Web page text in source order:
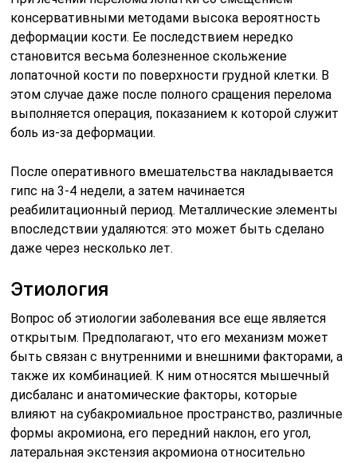
консервативными методами высока вероятность
деформации кости. Ее последствием нередко
становится весьма болезненное скольжение
лопаточной кости по поверхности грудной клетки. В
этом случае даже после полного сращения перелома
выполняется операция, показанием к которой служит
боль из-за деформации.
После оперативного вмешательства накладывается
гипс на 3-4 недели, а затем начинается
реабилитационный период. Металлические элементы
впоследствии удаляются: это может быть сделано
даже через несколько лет.
Этиология
Вопрос об этиологии заболевания все еще является
открытым. Предполагают, что его механизм может
быть связан с внутренними и внешними факторами, а
также их комбинацией. К ним относятся мышечный
дисбаланс и анатомические факторы, которые
влияют на субакромиальное пространство, различные
формы акромиона, его передний наклон, его угол,
латеральная экстензия акромиона относительно